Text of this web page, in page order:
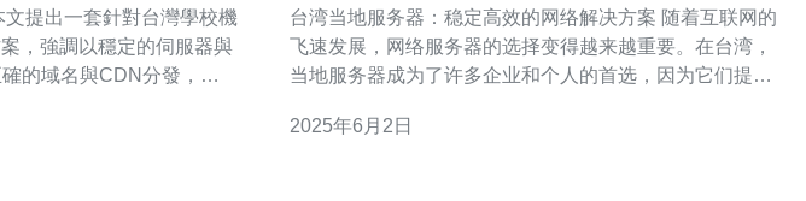
提出一套針對台灣學校機
，強調以穩定的伺服器與
的域名與CDN分發，以
作為服務提供者，協助部
台湾当地服务器：稳定高效的网络解决方案 随着互联网的
飞速发展，网络服务器的选择变得越来越重要。在台湾，
当地服务器成为了许多企业和个人的首选，因为它们提供
的优势以及为什么它们如此受欢迎。 台湾当地服务器有许
2025年6月2日